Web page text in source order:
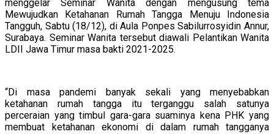
menggelar Seminar Wanita dengan mengusung tema
Mewujudkan Ketahanan Rumah Tangga Menuju Indonesia
Tangguh, Sabtu (18/12), di Aula Ponpes Sabilurrosyidin Annur,
Surabaya. Seminar Wanita tersebut diawali Pelantikan Wanita
LDII Jawa Timur masa bakti 2021-2025.
“Di masa pandemi banyak sekali yang menyebabkan
ketahanan rumah tangga itu terganggu salah satunya
perceraian yang timbul gara-gara suaminya kena PHK yang
membuat ketahanan ekonomi di dalam rumah tangganya